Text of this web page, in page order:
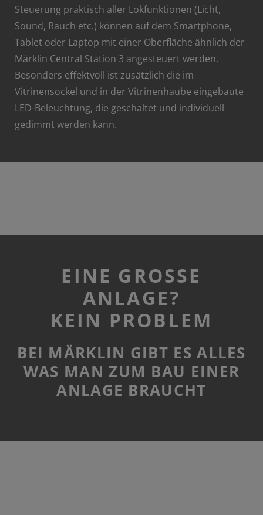
Steuerung praktisch aller Lokfunktionen (Licht,
Sound, Rauch etc.) können auf dem Smartphone,
Tablet oder Laptop mit einer Oberfläche ähnlich der
Märklin Central Station 3 angesteuert werden.
Besonders effektvoll ist zusätzlich die im
Vitrinensockel und in der Vitrinenhaube eingebaute
LED-Beleuchtung, die geschaltet und individuell
gedimmt werden kann.
EINE GROSSE A
NLAGE?
KEIN PROBLEM
BEI MÄRKLIN GIBT ES ALLES
WAS MAN ZUM BAU EINER
ANLAGE BRAUCHT